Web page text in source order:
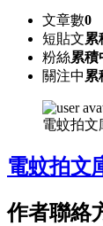
文章數0
短貼文累
粉絲累積
關注中 累
電蚊拍文
電蚊拍文
作者聯絡